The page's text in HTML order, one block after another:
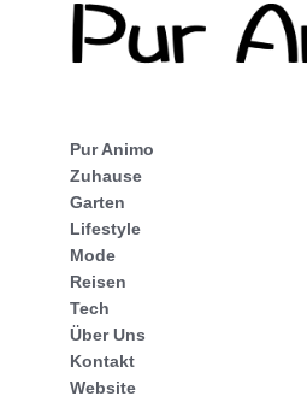
Pur Animo
Zuhause
Garten
Lifestyle
Mode
Reisen
Tech
Über Uns
Kontakt
Website